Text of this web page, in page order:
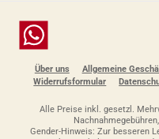
Chat
Über uns Allgemeine
Widerrufsformular
Alle Preise inkl. gesetzl.
Gender-Hinweis: Zur besseren